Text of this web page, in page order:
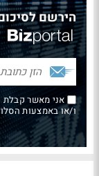
הירשם
אני מאשר קבלת
ו/או באמצעות הסלולר